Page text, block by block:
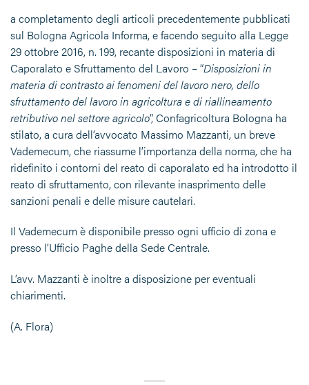
a completamento degli articoli precedentemente pubblicati
sul Bologna Agricola Informa, e facendo seguito alla Legge
29 ottobre 2016, n. 199, recante disposizioni in materia di
Caporalato e Sfruttamento del Lavoro – “Disposizioni in
materia di contrasto ai fenomeni del lavoro nero, dello
sfruttamento del lavoro in agricoltura e di riallineamento
retributivo nel settore agricolo”, Confagricoltura Bologna ha
stilato, a cura dell’avvocato Massimo Mazzanti, un breve
Vademecum, che riassume l’importanza della norma, che ha
ridefinito i contorni del reato di caporalato ed ha introdotto il
reato di sfruttamento, con rilevante inasprimento delle
sanzioni penali e delle misure cautelari.
Il Vademecum è disponibile presso ogni ufficio di zona e
presso l’Ufficio Paghe della Sede Centrale.
L’avv. Mazzanti è inoltre a disposizione per eventuali
chiarimenti.
(A. Flora)